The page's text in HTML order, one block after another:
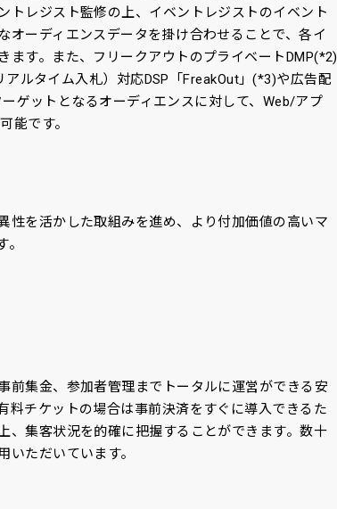
トレジスト監修の上、イベントレジストのイベント
ーディエンスデータを掛け合わせることで、各イ
す。また、フリークアウトのプライベートDMP(*2)
アルタイム入札）対応DSP「FreakOut」(*3)や広告配
ゲットとなるオーディエンスに対して、Web/アプ
能です。
性を活かした取組みを進め、より付加価値の高いマ
前集金、参加者管理までトータルに運営ができる安
料チケットの場合は事前決済をすぐに導入できるた
、集客状況を的確に把握することができます。数十
ただいています。